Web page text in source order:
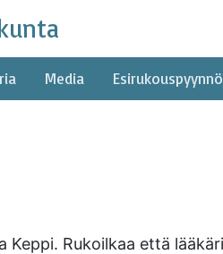
Media
Rukoilkaa että